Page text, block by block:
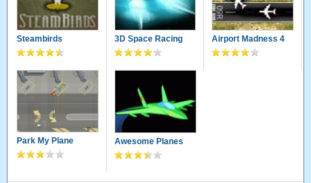
Steambirds 3D Space Racing Airport Madness 4
Park My Plane Awesome Planes